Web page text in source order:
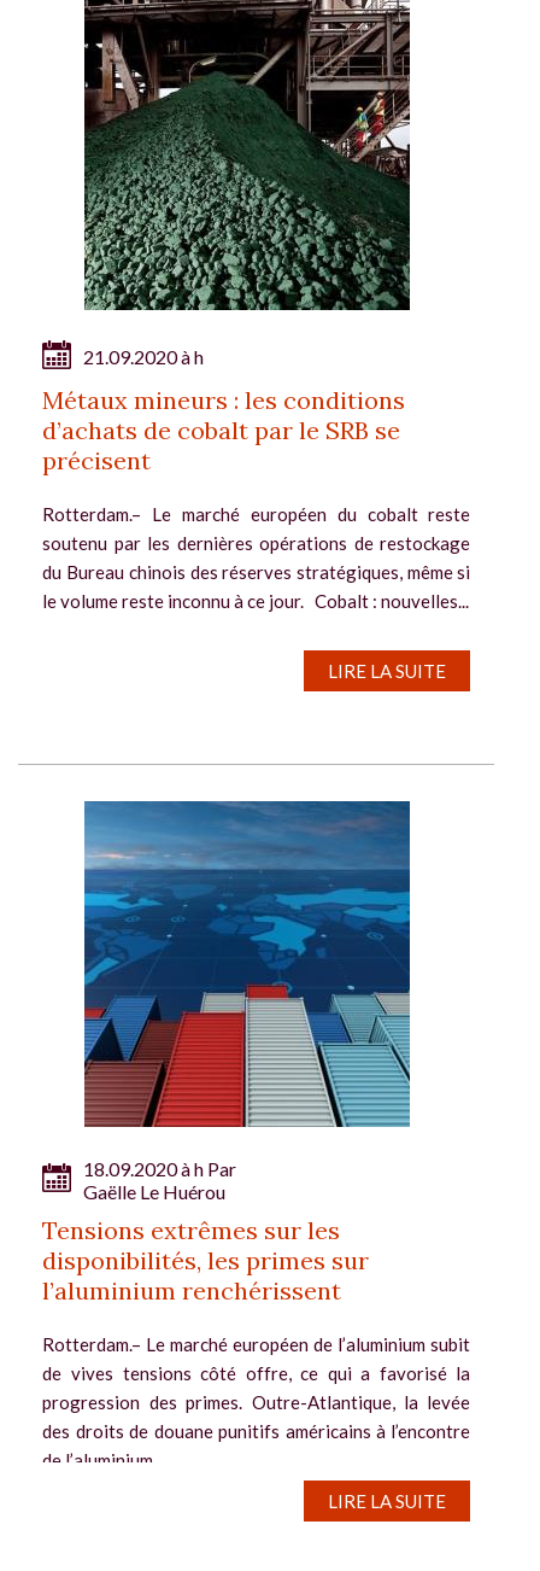
21.09.2020 à h
Métaux mineurs : les conditions
d’achats de cobalt par le SRB se
précisent
Rotterdam.– Le marché européen du cobalt reste
soutenu par les dernières opérations de restockage
du Bureau chinois des réserves stratégiques, même si
le volume reste inconnu à ce jour. Cobalt : nouvelles...
18.09.2020 à h Par
Gaëlle Le Huérou
Tensions extrêmes sur les
disponibilités, les primes sur
l’aluminium renchérissent
Rotterdam.– Le marché européen de l’aluminium subit
de vives tensions côté offre, ce qui a favorisé la
progression des primes. Outre-Atlantique, la levée
des droits de douane punitifs américains à l’encontre
de l’aluminium...